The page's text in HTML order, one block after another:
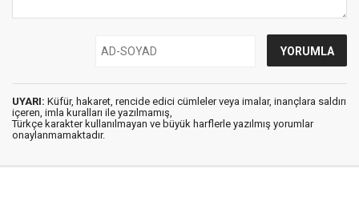
UYARI: Küfür, hakaret, rencide edici cümleler veya imalar, inançlara saldırı
içeren, imla kuralları ile yazılmamış,
Türkçe karakter kullanılmayan ve büyük harflerle yazılmış yorumlar
onaylanmamaktadır.